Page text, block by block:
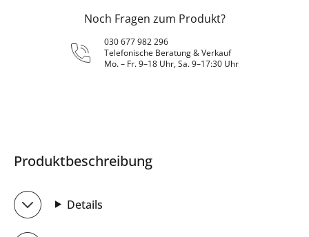
Noch Fragen zum Produkt?
030 677 982 296
Telefonische Beratung & Verkauf
Mo. – Fr. 9–18 Uhr, Sa. 9–17:30 Uhr
Produktbeschreibung
Details